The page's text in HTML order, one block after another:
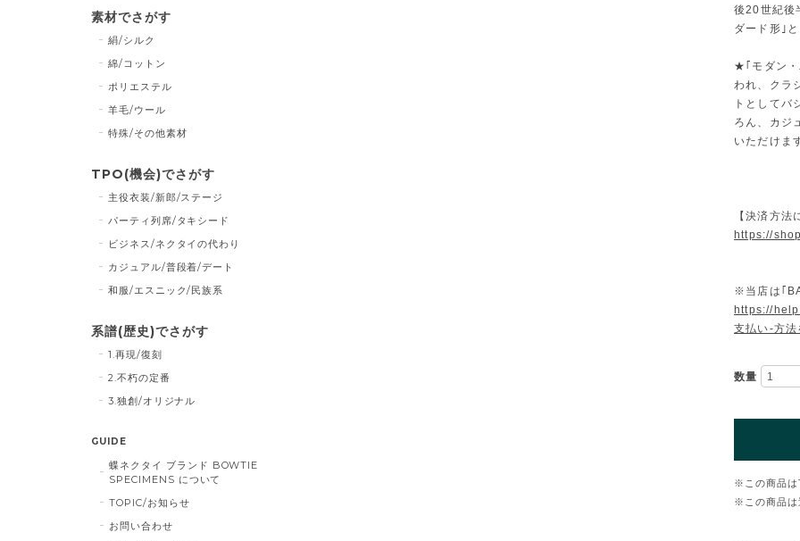
後20世紀後
ダード形｣
★｢モダン
われ、クラ
トとしてバ
ろん、カジ
いただけま
【決済方法
https://
※当店は｢
https://
支払い-方
数量
※この商品は
※この商品は
素材でさがす
絹/シルク
綿/コットン
ポリエステル
羊毛/ウール
特殊/その他素材
TPO(機会)でさがす
主役衣装/新郎/ステージ
パーティ列席/タキシード
ビジネス/ネクタイの代わり
カジュアル/普段着/デート
和服/エスニック/民族系
系譜(歴史)でさがす
1.再現/復刻
2.不朽の定番
3.独創/オリジナル
GUIDE
蝶ネクタイ ブランド BOWTIE
SPECIMENS について
TOPIC/お知らせ
お問い合わせ